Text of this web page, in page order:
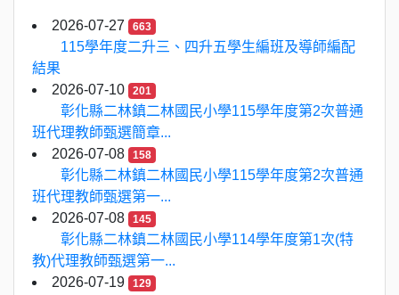
2026-07-27 663
115學年度二升三、四升五學生編班及導師編配
結果
2026-07-10
201
彰化縣二林鎮二林國民小學115學年度第2次普通
班代理教師甄選簡章...
2026-07-08
158
彰化縣二林鎮二林國民小學115學年度第2次普通
班代理教師甄選第一...
2026-07-08
145
彰化縣二林鎮二林國民小學114學年度第1次(特
教)代理教師甄選第一...
2026-07-19
129